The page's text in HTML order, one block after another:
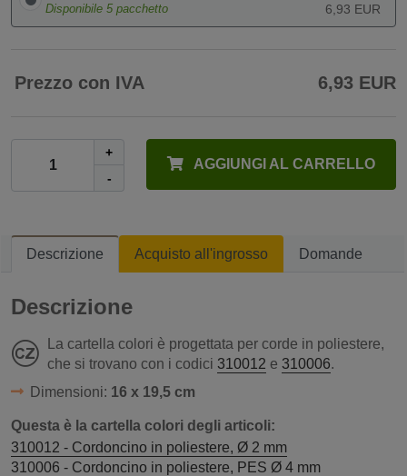
Disponibile 5 pacchetto 6,93 EUR
Prezzo con IVA 6,93 EUR
+
-
AGGIUNGI AL CARRELLO
Descrizione Acquisto all'ingrosso Domande
Descrizione
La cartella colori è progettata per corde in poliestere,
che si trovano con i codici 310012 e 310006.
Dimensioni: 16 x 19,5 cm
Questa è la cartella colori degli articoli:
310012 - Cordoncino in poliestere, Ø 2 mm
310006 - Cordoncino in poliestere, PES Ø 4 mm